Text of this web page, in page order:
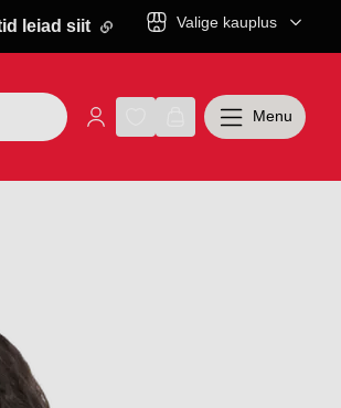
leiad siit Valige kauplus
Menu